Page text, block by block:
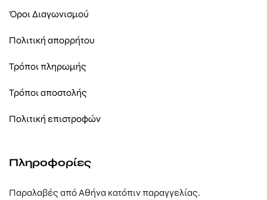
Όροι Διαγωνισμού
Πολιτική απορρήτου
Τρόποι πληρωμής
Τρόποι αποστολής
Πολιτική επιστροφών
Πληροφορίες
Παραλαβές από Αθήνα κατόπιν παραγγελίας.